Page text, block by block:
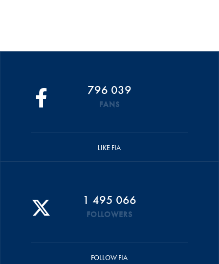
796 039
FANS
LIKE FIA
1 495 066
FOLLOWERS
FOLLOW FIA